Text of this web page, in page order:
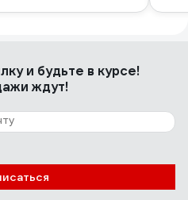
и будьте в курсе!
ждут!